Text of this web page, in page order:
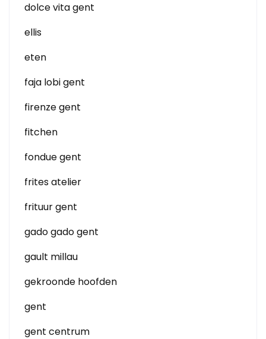
dolce vita gent
ellis
eten
faja lobi gent
firenze gent
fitchen
fondue gent
frites atelier
frituur gent
gado gado gent
gault millau
gekroonde hoofden
gent
gent centrum